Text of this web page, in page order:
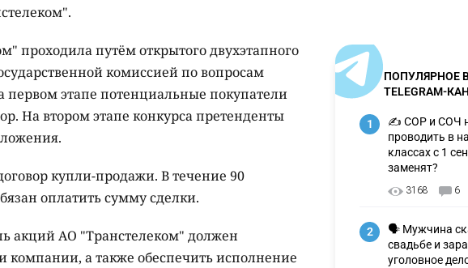
проходила путём открытого двухэтапного
комиссией по вопросам
этапе потенциальные покупатели
На втором этапе конкурса претенденты
купли-продажи. В течение 90
оплатить сумму сделки.
акций АО "Транстелеком" должен
компании, а также обеспечить исполнение
ПОПУЛЯРНОЕ
TELEGRAM-
1
✍️ СОР и СОЧ
проводить в
классах с 1
заменят?
3168 6
2
🗣 Мужчина
свадьбе и
уголовное